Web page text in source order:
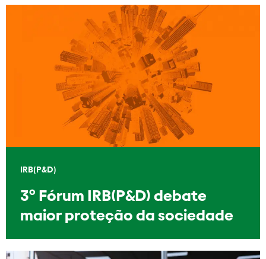
IRB(P&D)
3º Fórum IRB(P&D) debate
maior proteção da sociedade